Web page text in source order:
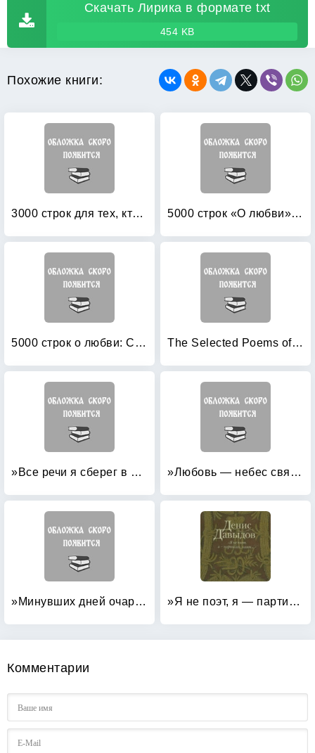
Скачать Лирика в формате txt
454 KB
Похожие книги:
3000 строк для тех, кто влюблен: Стихи русских поэтов XIX века о любви 5000 строк «О любви»: Стихи русских поэтов
5000 строк о любви: Сто русских поэтов The Selected Poems of Osip Mandelstam
»Все речи я сберег в душевной глубине: «. Жемчужины мировой поэзии в переводах Ивана Бунина »Любовь — небес святое слово! « Классика русской женской поэзии
»Минувших дней очарованье: « »Я не поэт, я — партизан, казак: «
Комментарии